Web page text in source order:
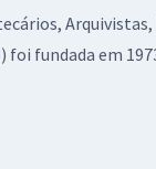
fundada em